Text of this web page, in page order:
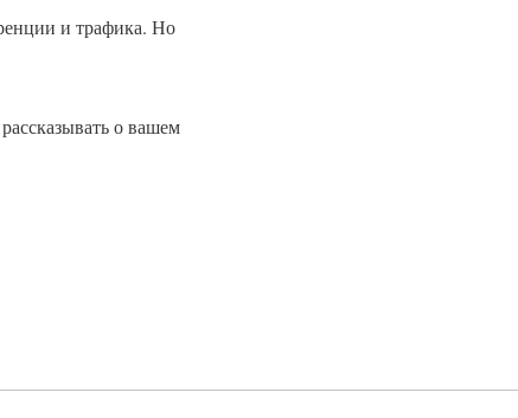
и трафика. Но
о вашем